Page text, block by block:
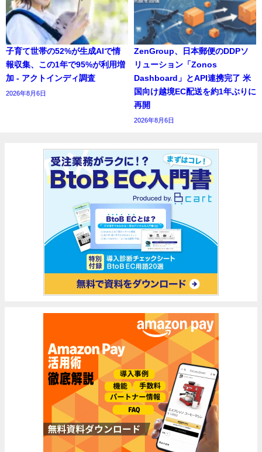
子育て世帯の52%が生成AIで情
報収集、この1年で95%が利用増
加 - アクトインディ調査
2026年8月6日
ZenGroup、日本郵便のDDPソ
リューション「Zonos
Dashboard」とAPI連携完了 米
国向け越境EC配送を約1年ぶりに
再開
2026年8月6日